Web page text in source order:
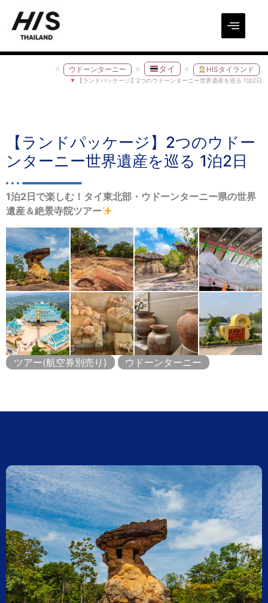
HISタイランド
タイ
ウドーンターニー
【ランドパッケージ】2つのウドーンターニー世界遺産を巡る 1泊2日
【ランドパッケージ】2つのウドー
ンターニー世界遺産を巡る 1泊2日
1泊2日で楽しむ！タイ東北部・ウドーンターニー県の世界
遺産＆絶景寺院ツアー
ツアー(航空券別売り) ウドーンターニー